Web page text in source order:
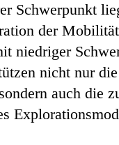
Schwerpunkt
der
niedriger
nicht nur
auch die